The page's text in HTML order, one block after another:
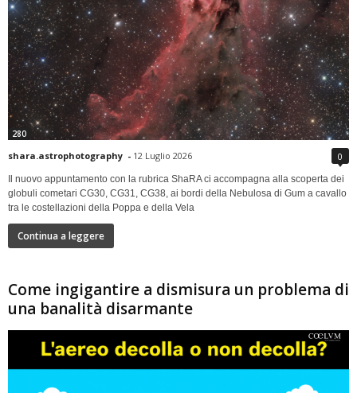
280
shara.astrophotography - 12 Luglio 2026 0
Il nuovo appuntamento con la rubrica ShaRA ci accompagna alla scoperta dei
globuli cometari CG30, CG31, CG38, ai bordi della Nebulosa di Gum a cavallo
tra le costellazioni della Poppa e della Vela
Continua a leggere
Come ingigantire a dismisura un problema di
una banalità disarmante